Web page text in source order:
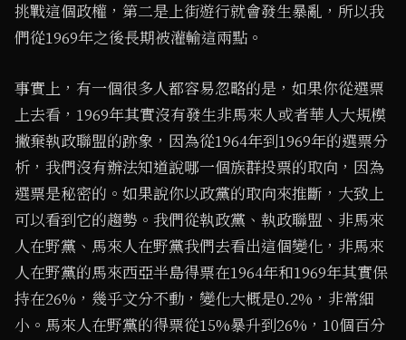
挑戰這個政權，第二是上街遊行就會發生暴亂，所以我
們從1969年之後長期被灌輸這兩點。
事實上，有一個很多人都容易忽略的是，如果你從選票
上去看，1969年其實沒有發生非馬來人或者華人大規模
撇棄執政聯盟的跡象，因為從1964年到1969年的選票分
析，我們沒有辦法知道說哪一個族群投票的取向，因為
選票是秘密的。如果說你以政黨的取向來推斷，大致上
可以看到它的趨勢。我們從執政黨、執政聯盟、非馬來
人在野黨、馬來人在野黨我們去看出這個變化，非馬來
人在野黨的馬來西亞半島得票在1964年和1969年其實保
持在26%，幾乎文分不動，變化大概是0.2%，非常細
小。馬來人在野黨的得票從15%暴升到26%，10個百分